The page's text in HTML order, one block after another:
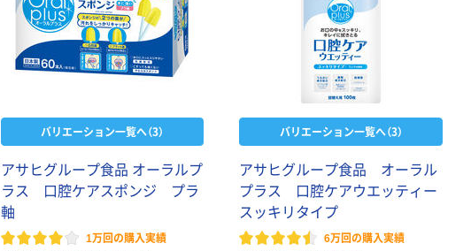
バリエーション一覧へ（3）
アサヒグループ食品 オーラルプ
ラス 口腔ケアスポンジ プラ
軸
1万回の購入実績
バリエーション一覧へ（3）
アサヒグループ食品 オーラル
プラス 口腔ケアウエッティー
スッキリタイプ
6万回の購入実績